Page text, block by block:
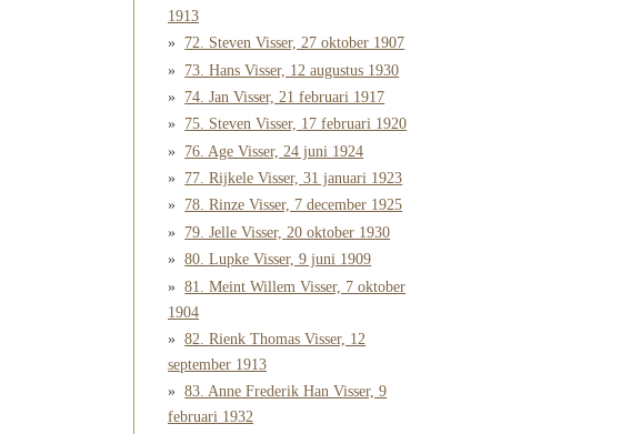
1913
72. Steven Visser, 27 oktober 1907
73. Hans Visser, 12 augustus 1930
74. Jan Visser, 21 februari 1917
75. Steven Visser, 17 februari 1920
76. Age Visser, 24 juni 1924
77. Rijkele Visser, 31 januari 1923
78. Rinze Visser, 7 december 1925
79. Jelle Visser, 20 oktober 1930
80. Lupke Visser, 9 juni 1909
81. Meint Willem Visser, 7 oktober
1904
82. Rienk Thomas Visser, 12
september 1913
83. Anne Frederik Han Visser, 9
februari 1932